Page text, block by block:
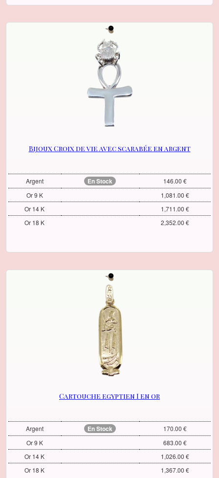
Bijoux Croix de vie avec scarabée en argent
Argent En Stock
146.00 €
Or 9 K
1,081.00 €
Or 14 K
1,711.00 €
Or 18 K
2,352.00 €
Cartouche egyptien I en or
Argent En Stock
170.00 €
Or 9 K
683.00 €
Or 14 K
1,026.00 €
Or 18 K
1,367.00 €